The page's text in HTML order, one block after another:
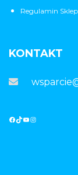
Regulamin Sklep
KONTAKT